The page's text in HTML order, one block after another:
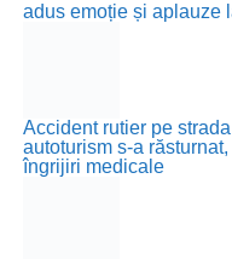
adus emoție și aplauze
Accident rutier pe
autoturism s-a
îngrijiri medicale